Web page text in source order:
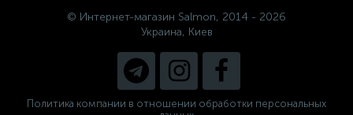
© Интернет-магазин Salmon, 2014 - 2026
Украина, Киев
Политика компании в отношении обработки персональных